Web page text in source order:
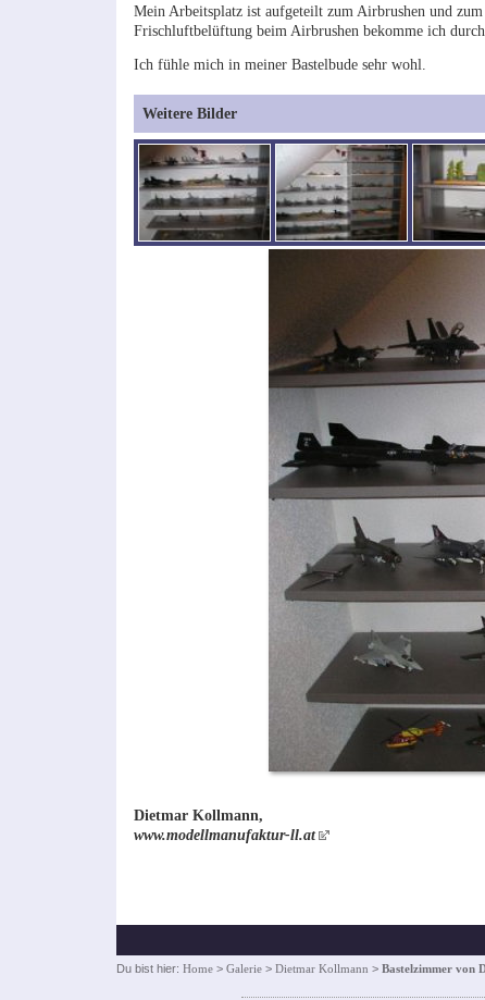
Mein Arbeitsplatz ist aufgeteilt zum Airbrushen und
Frischluftbelüftung beim Airbrushen bekomme ich
Ich fühle mich in meiner Bastelbude sehr wohl.
Weitere Bilder
Dietmar Kollmann,
www.modellmanufaktur-ll.at
Du bist hier: Home > Galerie > Dietmar Kollmann > Bastelzimmer von